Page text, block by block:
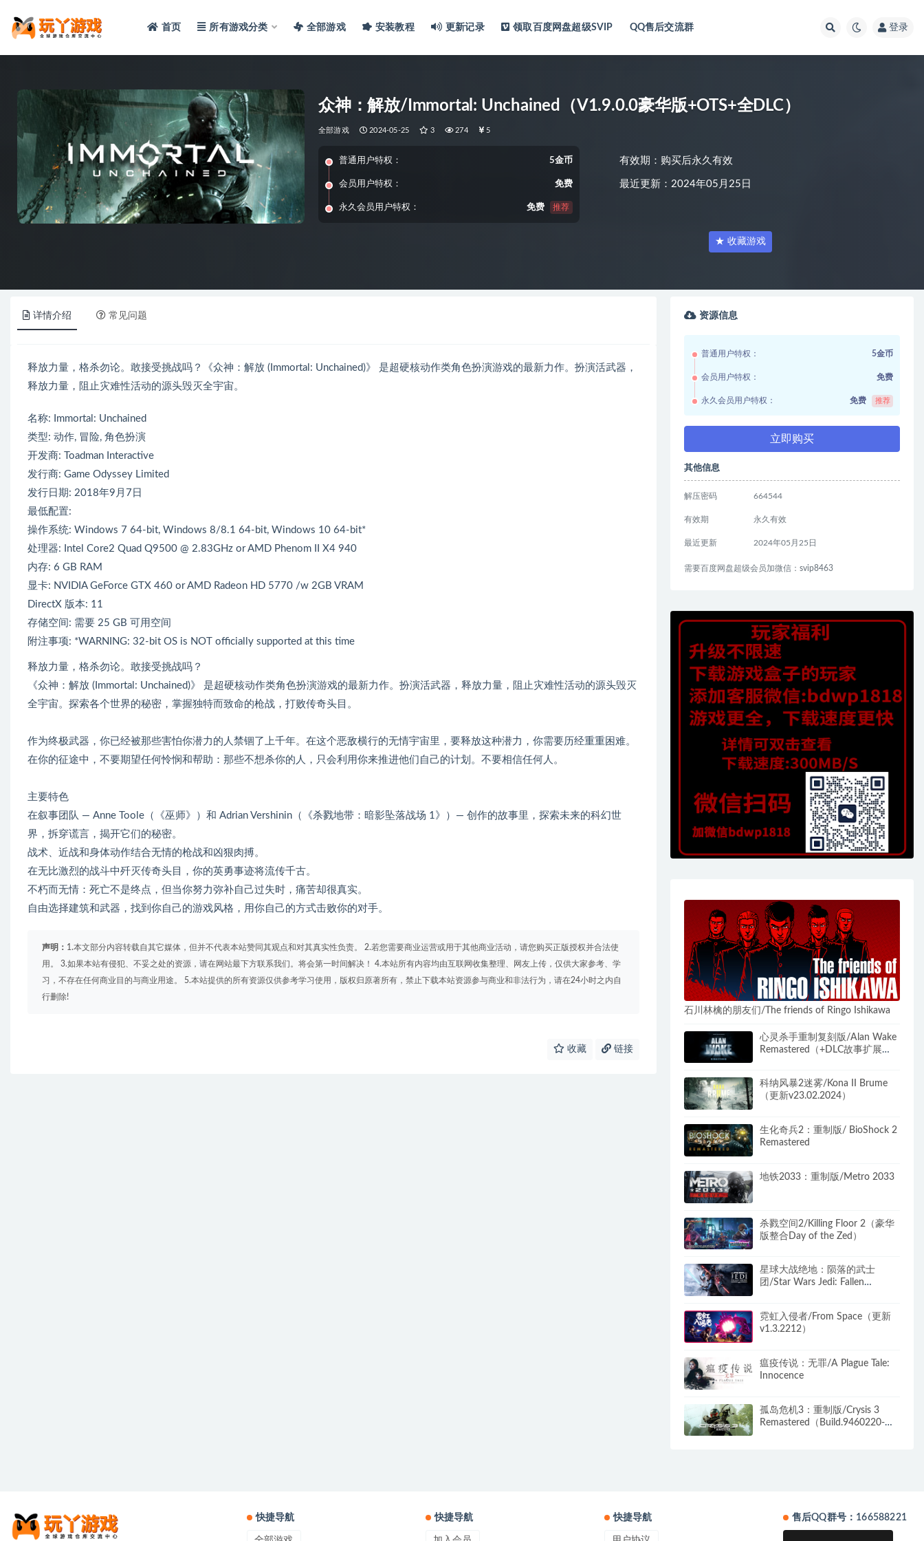
首页 所有游戏分类 全部游戏 安装教程 更新记录 领取百度网盘超级SVIP QQ售后交流群 登录
众神：解放/Immortal: Unchained（V1.9.0.0豪华版+OTS+全DLC）
全部游戏 2024-05-25 3 274 5
普通用户特权： 5金币
会员用户特权： 免费
永久会员用户特权： 免费 推荐
有效期：购买后永久有效
最近更新：2024年05月25日
★ 收藏游戏
详情介绍 常见问题
释放力量，格杀勿论。敢接受挑战吗？《众神：解放 (Immortal: Unchained)》 是超硬核动作类角色扮演游戏的最新力作。扮演活武器，
释放力量，阻止灾难性活动的源头毁灭全宇宙。
名称: Immortal: Unchained
类型: 动作, 冒险, 角色扮演
开发商: Toadman Interactive
发行商: Game Odyssey Limited
发行日期: 2018年9月7日
最低配置:
操作系统: Windows 7 64-bit, Windows 8/8.1 64-bit, Windows 10 64-bit*
处理器: Intel Core2 Quad Q9500 @ 2.83GHz or AMD Phenom II X4 940
内存: 6 GB RAM
显卡: NVIDIA GeForce GTX 460 or AMD Radeon HD 5770 /w 2GB VRAM
DirectX 版本: 11
存储空间: 需要 25 GB 可用空间
附注事项: *WARNING: 32-bit OS is NOT officially supported at this time
释放力量，格杀勿论。敢接受挑战吗？
《众神：解放 (Immortal: Unchained)》 是超硬核动作类角色扮演游戏的最新力作。扮演活武器，释放力量，阻止灾难性活动的源头毁灭
全宇宙。探索各个世界的秘密，掌握独特而致命的枪战，打败传奇头目。
作为终极武器，你已经被那些害怕你潜力的人禁锢了上千年。在这个恶敌横行的无情宇宙里，要释放这种潜力，你需要历经重重困难。
在你的征途中，不要期望任何怜悯和帮助：那些不想杀你的人，只会利用你来推进他们自己的计划。不要相信任何人。
主要特色
在叙事团队 — Anne Toole（《巫师》）和 Adrian Vershinin（《杀戮地带：暗影坠落战场 1》）— 创作的故事里，探索未来的科幻世
界，拆穿谎言，揭开它们的秘密。
战术、近战和身体动作结合无情的枪战和凶狠肉搏。
在无比激烈的战斗中歼灭传奇头目，你的英勇事迹将流传千古。
不朽而无情：死亡不是终点，但当你努力弥补自己过失时，痛苦却很真实。
自由选择建筑和武器，找到你自己的游戏风格，用你自己的方式击败你的对手。
声明： 1.本文部分内容转载自其它媒体，但并不代表本站赞同其观点和对其真实性负责。 2.若您需要商业运营或用于其他商业活动，请您购买正版授权并合法使
用。 3.如果本站有侵犯、不妥之处的资源，请在网站最下方联系我们。将会第一时间解决！ 4.本站所有内容均由互联网收集整理、网友上传，仅供大家参考、学
习，不存在任何商业目的与商业用途。 5.本站提供的所有资源仅供参考学习使用，版权归原著所有，禁止下载本站资源参与商业和非法行为，请在24小时之内自
行删除!
收藏 链接
资源信息
普通用户特权： 5金币
会员用户特权： 免费
永久会员用户特权： 免费 推荐
立即购买
其他信息
解压密码 664544
有效期 永久有效
最近更新 2024年05月25日
需要百度网盘超级会员加微信：svip8463
石川林檎的朋友们/The friends of Ringo Ishikawa
心灵杀手重制复刻版/Alan Wake
Remastered（+DLC故事扩展
科纳风暴2迷雾/Kona II Brume
（更新v23.02.2024）
生化奇兵2：重制版/ BioShock 2
Remastered
地铁2033：重制版/Metro 2033
杀戮空间2/Killing Floor 2（豪华
版整合Day of the Zed）
星球大战绝地：陨落的武士
团/Star Wars Jedi: Fallen
霓虹入侵者/From Space（更新
v1.3.2212）
瘟疫传说：无罪/A Plague Tale:
Innocence
孤岛危机3：重制版/Crysis 3
Remastered（Build.9460220-光
快捷导航 快捷导航 快捷导航 售后QQ群号：166588221